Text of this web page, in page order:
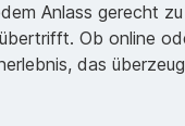
Anlass gerecht
Ob online
das